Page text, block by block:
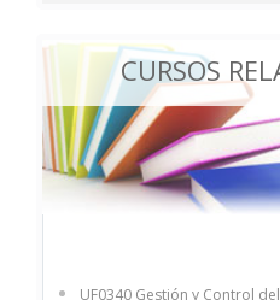
CURSOS
UF0340 Gestión y Control